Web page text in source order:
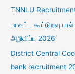
TNNLU
மாவட்ட கூட்டுறவு
அறிவிப்பு 2026
District Central
bank recruitment